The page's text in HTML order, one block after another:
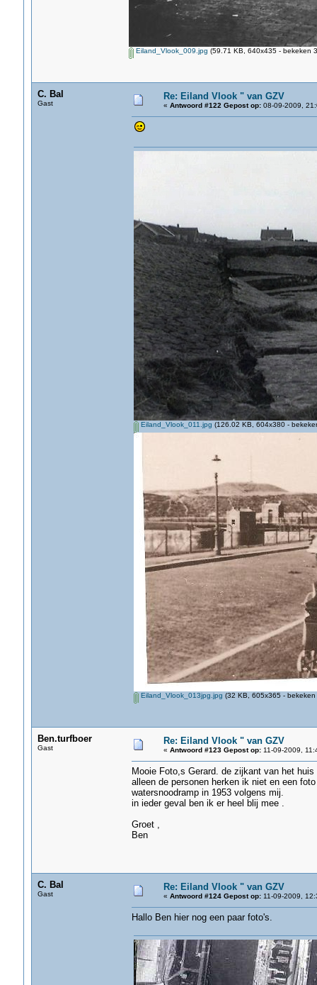
Eiland_Vlook_009.jpg (59.71 KB, 640x435 - bekeken
C. Bal
Gast
Re: Eiland Vlook " van GZV
« Antwoord #122 Gepost op:08-09-2009,
Eiland_Vlook_011.jpg (126.02 KB, 604x380 -
Eiland_Vlook_013jpg.jpg (32 KB, 605x365 - bekeken
Ben.turfboer
Gast
Re: Eiland Vlook " van GZV
« Antwoord #123 Gepost op:11-09-2009,
Mooie Foto,s Gerard. de zijkant van het
alleen de personen herken ik niet en een
watersnoodramp in 1953 volgens mij.
in ieder geval ben ik er heel blij mee .
Groet ,
Ben
C. Bal
Gast
Re: Eiland Vlook " van GZV
« Antwoord #124 Gepost op:11-09-2009,
Hallo Ben hier nog een paar foto's.